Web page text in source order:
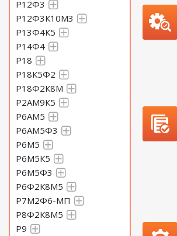
Р12Ф3
Р12Ф3К10М3
Р13Ф4К5
Р14Ф4
Р18
Р18К5Ф2
Р18Ф2К8М
Р2АМ9К5
Р6АМ5
Р6АМ5Ф3
Р6М5
Р6М5К5
Р6М5Ф3
Р6Ф2К8М5
Р7М2Ф6-МП
Р8Ф2К8М5
Р9